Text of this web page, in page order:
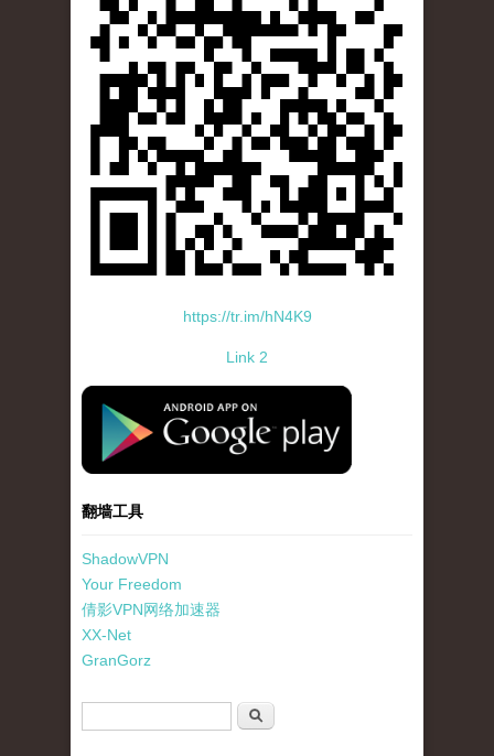
https://tr.im/hN4K9
Link 2
standard-icon-googleplay-app-store.png
翻墙工具
ShadowVPN
Your Freedom
倩影VPN网络加速器
XX-Net
GranGorz
搜索